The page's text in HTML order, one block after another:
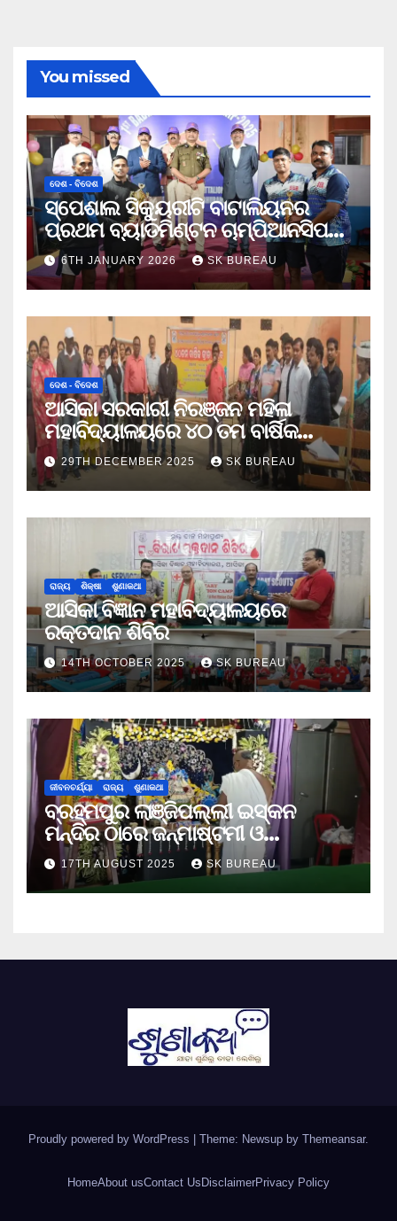
You missed
ଦେଶ - ବିଦେଶ
ସ୍ପେଶାଲ ସିକ୍ୟୁରୀଟି ବାଟାଲିୟନର
ପ୍ରଥମ ବ୍ୟାଡମିଣ୍ଟନ ଚାମ୍ପିଆନସିପ
ଉଦଯାପିତ
6TH JANUARY 2026 SK BUREAU
ଦେଶ - ବିଦେଶ
ଆସିକା ସରକାରୀ ନିରଞ୍ଜନ ମହିଳା
ମହାବିଦ୍ୟାଳୟରେ ୪୦ ତମ ବାର୍ଷିକ
କ୍ରୀଡା ଉତ୍ସବ
29TH DECEMBER 2025 SK BUREAU
ରାଜ୍ୟ ଶିକ୍ଷା ଶୁଣାକଥା
ଆସିକା ବିଜ୍ଞାନ ମହାବିଦ୍ୟାଳୟରେ
ରକ୍ତଦାନ ଶିବିର
14TH OCTOBER 2025 SK BUREAU
ଜୀବନଚର୍ଯ୍ୟା ରାଜ୍ୟ ଶୁଣାକଥା
ବ୍ରହ୍ମପୁର ଲାଞ୍ଜିପଲ୍ଲୀ ଇସ୍କନ
ମନ୍ଦିର ଠାରେ ଜନ୍ମାଷ୍ଟମୀ ଓ
ନନ୍ଦୋତ୍ସବ ପାଳିତ
17TH AUGUST 2025 SK BUREAU
Proudly powered by WordPress Theme: Newsup by Themeansar.
HomeAbout usContact Us DisclaimerPrivacy Policy